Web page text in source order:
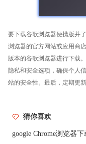
要下载谷歌浏览器便携版并
浏览器的官方网站或应用商
版本的谷歌浏览器进行下载
隐私和安全选项，确保个人
站的安全性。最后，定期更
猜你喜欢
google Chrome浏览器